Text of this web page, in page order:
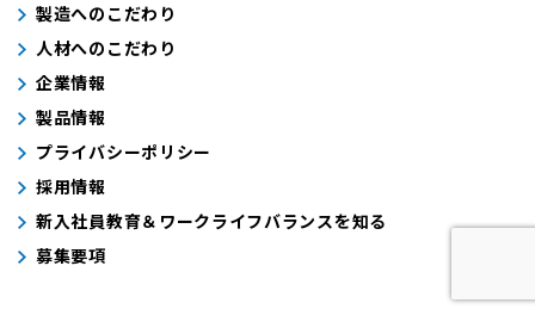
製造へのこだわり
人材へのこだわり
企業情報
製品情報
プライバシーポリシー
採用情報
新入社員教育＆ワークライフバランスを知る
募集要項